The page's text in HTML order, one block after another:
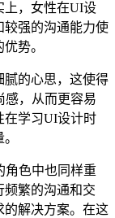
上，女性在UI设
较强的沟通能力使
势。
腻的心思，这使得
感，从而更容易
在学习UI设计时
角色中也同样重
频繁的沟通和交
的解决方案。在这